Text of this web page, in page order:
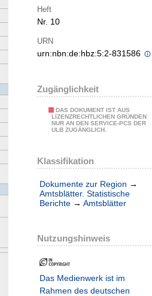
Heft
Nr. 10
URN
urn:nbn:de:hbz:5:2-831586
Zugänglichkeit
DAS DOKUMENT IST AUS
LIZENZRECHTLICHEN GRÜNDEN
NUR AN DEN SERVICE-PCS DER
ULB ZUGÄNGLICH.
Klassifikation
Dokumente zur Region →
Amtsblätter. Statistische
Berichte → Amtsblätter
Nutzungshinweis
Das Medienwerk ist im
Rahmen des deutschen